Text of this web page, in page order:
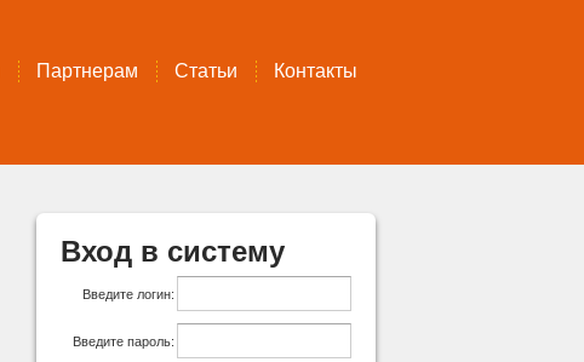
Партнерам Статьи Контакты
Вход в систему
Введите логин:
Введите пароль: